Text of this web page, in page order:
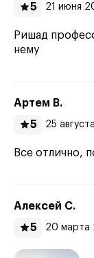
5
21 июня
Ришад
нему
Артем В.
5
25
Все отлично,
Алексей С.
5
20 марта